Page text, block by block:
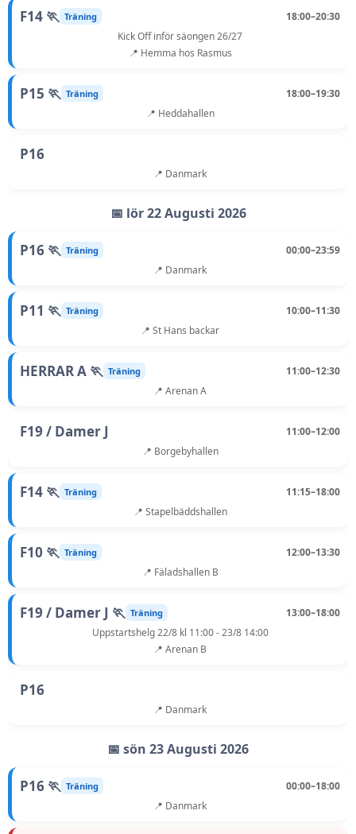
F14 🏃 Träning
18:00–20:30
Kick Off inför säongen 26/27
📍 Hemma hos Rasmus
P15 🏃 Träning
18:00–19:30
📍 Heddahallen
P16
📍 Danmark
📅 lör 22 Augusti 2026
P16 🏃 Träning
00:00–23:59
📍 Danmark
P11 🏃 Träning
10:00–11:30
📍 St Hans backar
HERRAR A 🏃 Träning
11:00–12:30
📍 Arenan A
F19 / Damer J
11:00–12:00
📍 Borgebyhallen
F14 🏃 Träning
11:15–18:00
📍 Stapelbäddshallen
F10 🏃 Träning
12:00–13:30
📍 Fäladshallen B
F19 / Damer J 🏃 Träning
13:00–18:00
Uppstartshelg 22/8 kl 11:00 - 23/8 14:00
📍 Arenan B
P16
📍 Danmark
📅 sön 23 Augusti 2026
P16 🏃 Träning
00:00–18:00
📍 Danmark